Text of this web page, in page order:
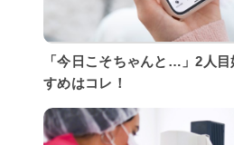
「今日こそちゃんと…」2人
すめはコレ！